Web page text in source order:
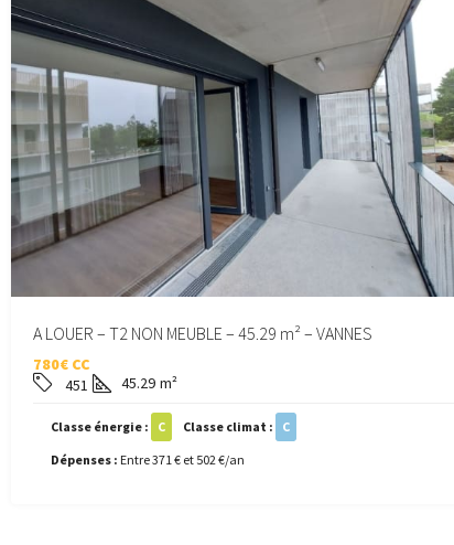
A LOUER – T2 NON MEUBLE – 45.29 m² – VANNES
780€ CC
451
45.29 m²
Classe énergie : C Classe climat :
C
Dépenses : Entre 371 € et 502 €/an